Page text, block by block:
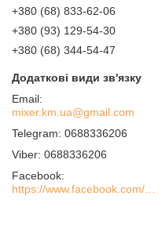
+380 (68) 833-62-06
+380 (93) 129-54-30
+380 (68) 344-54-47
mixer.km.ua@gmail.com
0688336206
0688336206
Facebook